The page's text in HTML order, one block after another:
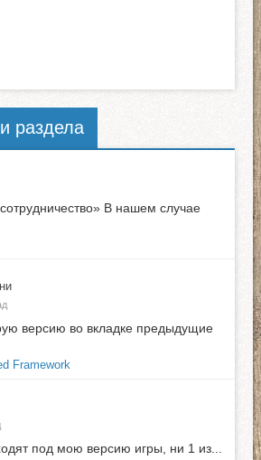
раздела
В нашем случае
версию во вкладке предыдущие
Framework
под мою версию игры, ни 1 из...